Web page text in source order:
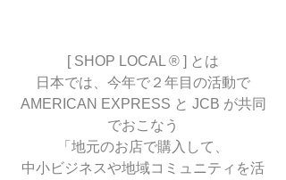
[ SHOP LOCAL ® ] とは
日本では、今年で２年目の活動で
AMERICAN EXPRESS と JCB が共同
でおこなう
「地元のお店で購入して、
中小ビジネスや地域コミュニティを活